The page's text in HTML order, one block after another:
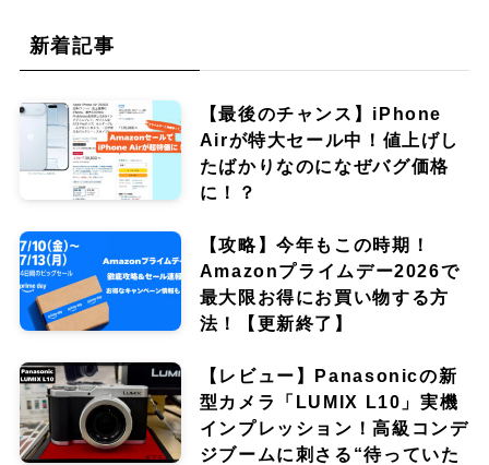
新着記事
【最後のチャンス】iPhone
Airが特大セール中！値上げし
たばかりなのになぜバグ価格
に！？
【攻略】今年もこの時期！
Amazonプライムデー2026で
最大限お得にお買い物する方
法！【更新終了】
【レビュー】Panasonicの新
型カメラ「LUMIX L10」実機
インプレッション！高級コンデ
ジブームに刺さる“待っていた